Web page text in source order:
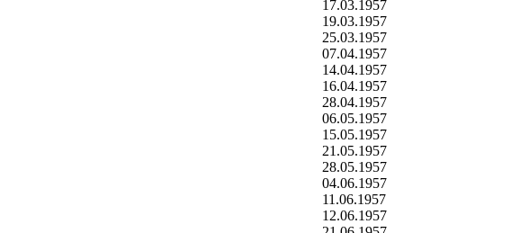
17.03.1957
19.03.1957
25.03.1957
07.04.1957
14.04.1957
16.04.1957
28.04.1957
06.05.1957
15.05.1957
21.05.1957
28.05.1957
04.06.1957
11.06.1957
12.06.1957